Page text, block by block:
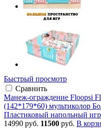
Быстрый просмотр
Сравнить
Манеж-ограждение Floopsi
(142*179*60) мультиколор
Пластиковый напольный
14990 руб. 11500 руб. В